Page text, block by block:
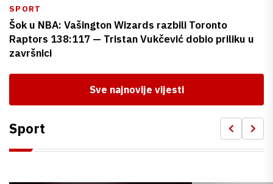
SPORT
Šok u NBA: Vašington Wizards razbili Toronto
Raptors 138:117 — Tristan Vukčević dobio priliku u
završnici
Sve najnovije vijesti
Sport